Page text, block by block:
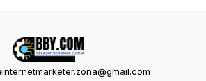
internetmarketer.zona@gmail.com